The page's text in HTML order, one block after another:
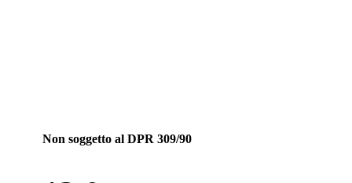
Non soggetto al DPR 309/90